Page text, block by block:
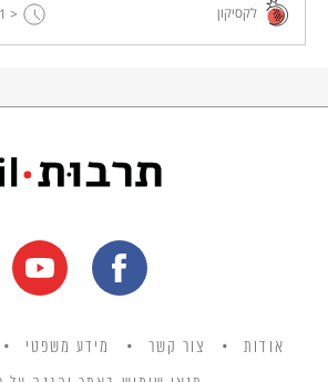
הלאומי של מדינת ישראל - "התקווה".
לקסיקון < 1
אודות צור קשר מידע משפטי